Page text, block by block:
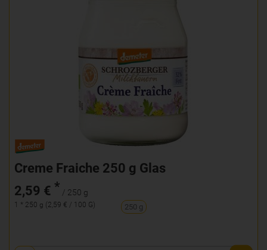
Creme Fraiche 250 g Glas
2,59 € * / 250 g
1 * 250 g (2,59 € / 100 G) 250 g